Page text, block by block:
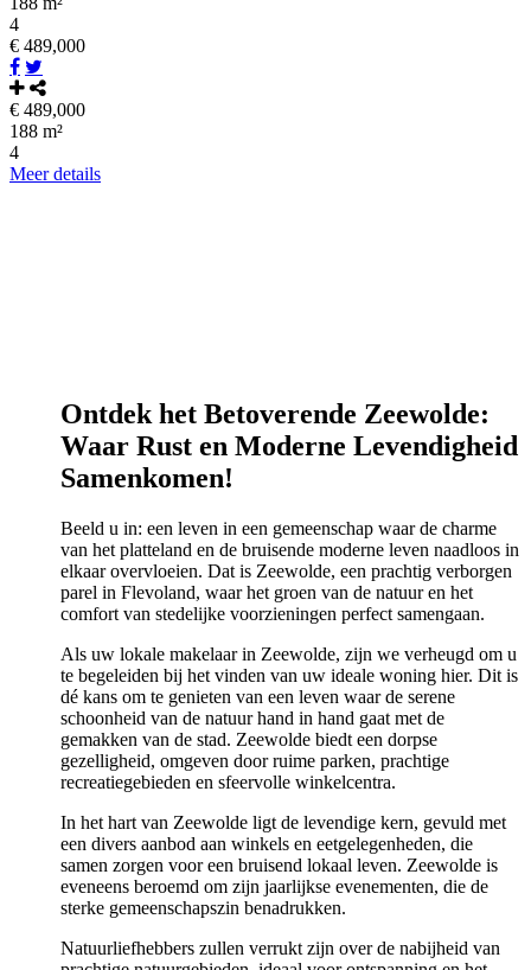
4
€ 489,000
€ 489,000
188 m²
4
Meer details
Ontdek het Betoverende Zeewolde:
Waar Rust en Moderne Levendigheid
Samenkomen!
Beeld u in: een leven in een gemeenschap waar de charme
van het platteland en de bruisende moderne leven naadloos in
elkaar overvloeien. Dat is Zeewolde, een prachtig verborgen
parel in Flevoland, waar het groen van de natuur en het
comfort van stedelijke voorzieningen perfect samengaan.
Als uw lokale makelaar in Zeewolde, zijn we verheugd om u
te begeleiden bij het vinden van uw ideale woning hier. Dit is
dé kans om te genieten van een leven waar de serene
schoonheid van de natuur hand in hand gaat met de
gemakken van de stad. Zeewolde biedt een dorpse
gezelligheid, omgeven door ruime parken, prachtige
recreatiegebieden en sfeervolle winkelcentra.
In het hart van Zeewolde ligt de levendige kern, gevuld met
een divers aanbod aan winkels en eetgelegenheden, die
samen zorgen voor een bruisend lokaal leven. Zeewolde is
eveneens beroemd om zijn jaarlijkse evenementen, die de
sterke gemeenschapszin benadrukken.
Natuurliefhebbers zullen verrukt zijn over de nabijheid van